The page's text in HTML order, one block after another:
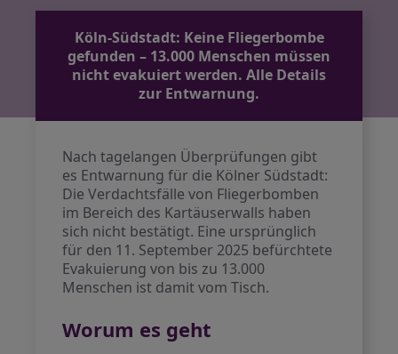
Köln-Südstadt: Keine Fliegerbombe
gefunden – 13.000 Menschen müssen
nicht evakuiert werden. Alle Details
zur Entwarnung.
Nach tagelangen Überprüfungen gibt
es Entwarnung für die Kölner Südstadt:
Die Verdachtsfälle von Fliegerbomben
im Bereich des Kartäuserwalls haben
sich nicht bestätigt. Eine ursprünglich
für den 11. September 2025 befürchtete
Evakuierung von bis zu 13.000
Menschen ist damit vom Tisch.
Worum es geht